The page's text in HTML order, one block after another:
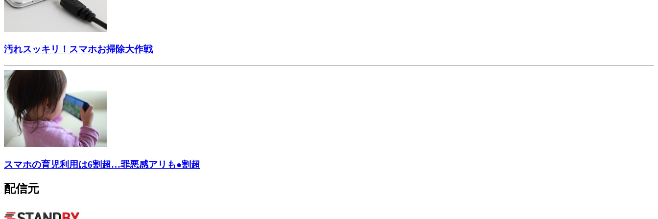
汚れスッキリ！スマホお掃除大作戦
スマホの育児利用は6割超…罪悪感アリも●割超
配信元